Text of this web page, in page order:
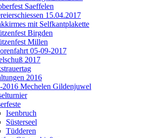
Saeffelen
15.04.2017
mit Selfkantplakette
Birgden
Millen
05-09-2017
2017
2016
2016 Mechelen Gildenjuwel
Isenbruch
Süsterseel
Tüdderen